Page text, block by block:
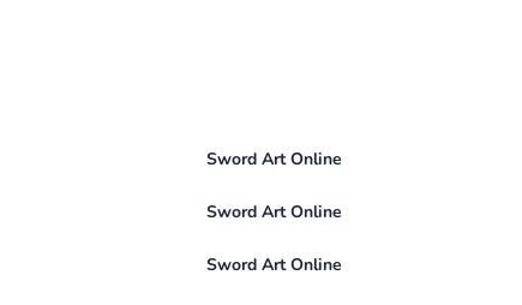
Sword Art Online
Sword Art Online
Sword Art Online